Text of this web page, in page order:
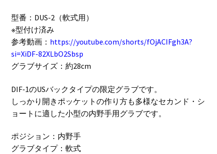
型番：DUS-2（軟式用）
※型付け済み
参考動画： https://youtube.com/shorts/fOjACIFgh3A?
si=XiDF-82XLbO2Sbsp
グラブサイズ：約28cm
DIF-1のUSバックタイプの限定グラブです。
しっかり開きポッケットの作り方も多様なセカンド・シ
ョートに適した小型の内野手用グラブです。
ポジション：内野手
グラブタイプ：軟式